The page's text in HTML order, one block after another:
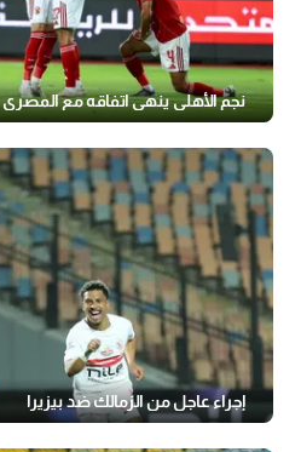
نجم الأهلي ينهي اتفاقه مع المصري
إجراء عاجل من الزمالك ضد بيزيرا